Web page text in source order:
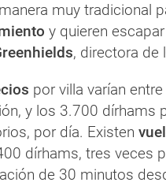
muy tradicional
y quieren
, directora de
por villa varían
y los 3.700 dírhams
por día. Existen
dírhams, tres veces
de 30 minutos